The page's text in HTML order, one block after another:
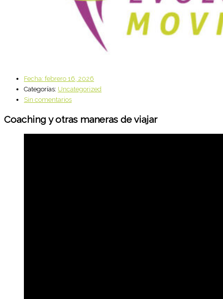
Fecha: febrero 16, 2026
Categorías: Uncategorized
Sin comentarios
Coaching y otras maneras de viajar